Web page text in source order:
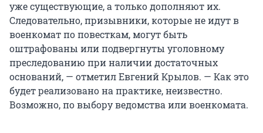
уже существующие, а только дополняют их.
Следовательно, призывники, которые не идут в
военкомат по повесткам, могут быть
оштрафованы или подвергнуты уголовному
преследованию при наличии достаточных
оснований, — отметил Евгений Крылов. — Как это
будет реализовано на практике, неизвестно.
Возможно, по выбору ведомства или военкомата.